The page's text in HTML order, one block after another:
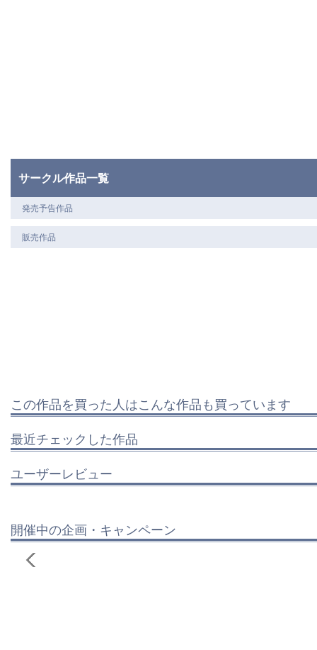
サークル作品一覧
発売予告作品
販売作品
この作品を買った人はこんな作品も買っています
最近チェックした作品
ユーザーレビュー
開催中の企画・キャンペーン